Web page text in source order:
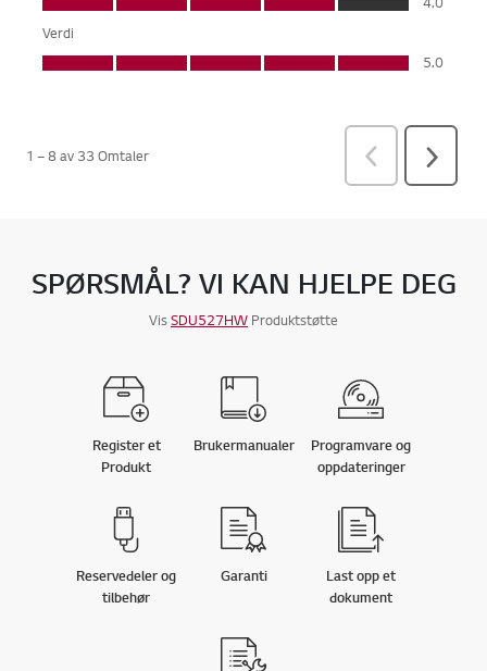
SPØRSMÅL? VI KAN HJELPE DEG
VisSDU527HW Produktstøtte
Register et
Produkt
Brukermanualer
Programvare og
oppdateringer
Reservedeler og
tilbehør
Garanti
Last opp et
dokument